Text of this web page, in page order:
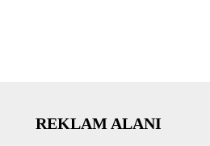
REKLAM ALANI